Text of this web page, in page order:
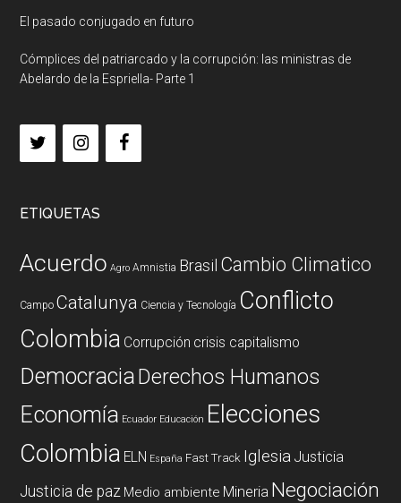
El pasado conjugado en futuro
Cómplices del patriarcado y la corrupción: las ministras de
Abelardo de la Espriella- Parte 1
ETIQUETAS
Acuerdo Agro Amnistia Brasil Cambio Climatico
Campo Catalunya Ciencia y Tecnología Conflicto
Colombia Corrupción crisis capitalismo
DemocraciaDerechos Humanos
Economía Ecuador Educación Elecciones
Colombia ELN España Fast Track Iglesia Justicia
Justicia de paz Medio ambiente Mineria Negociación